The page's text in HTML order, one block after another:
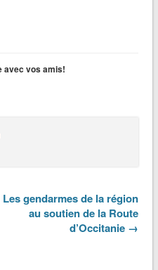
avec vos amis!
Les gendarmes de la région
au soutien de la Route
d’Occitanie →